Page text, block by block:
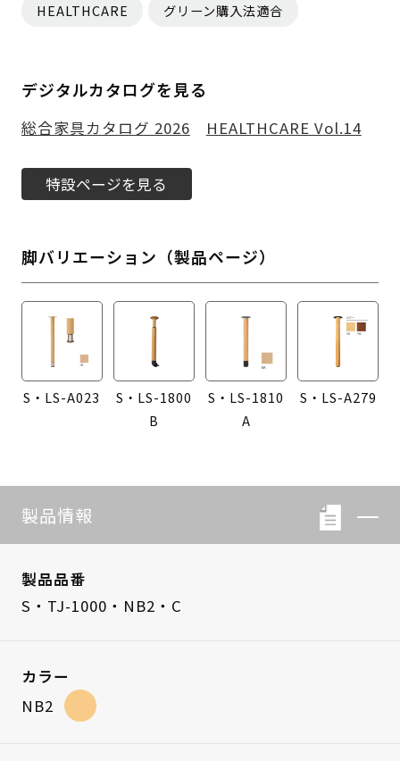
HEALTHCARE グリーン購入法適合
デジタルカタログを見る
総合家具カタログ 2026 HEALTHCARE Vol.14
特設ページを見る
脚バリエーション（製品ページ）
S・LS-A023
S・LS-1800
B
S・LS-1810
A
S・LS-A279
製品情報
製品品番
S・TJ-1000・NB2・C
カラー
NB2